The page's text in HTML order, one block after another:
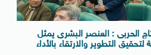
الحربى : العنصر البشرى يمثل
لتحقيق التطوير والارتقاء بالأداء